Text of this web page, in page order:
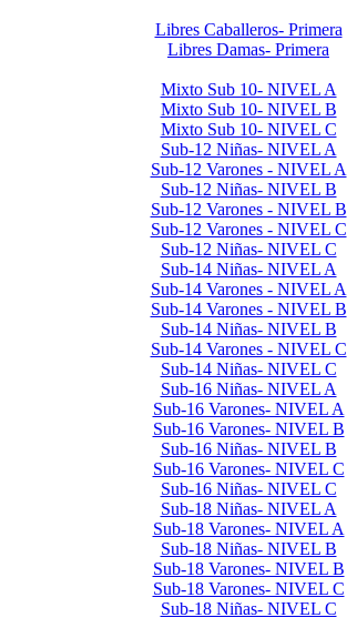
Libres Caballeros- Primera
Libres Damas- Primera
Mixto Sub 10- NIVEL A
Mixto Sub 10- NIVEL B
Mixto Sub 10- NIVEL C
Sub-12 Niñas- NIVEL A
Sub-12 Varones - NIVEL A
Sub-12 Niñas- NIVEL B
Sub-12 Varones - NIVEL B
Sub-12 Varones - NIVEL C
Sub-12 Niñas- NIVEL C
Sub-14 Niñas- NIVEL A
Sub-14 Varones - NIVEL A
Sub-14 Varones - NIVEL B
Sub-14 Niñas- NIVEL B
Sub-14 Varones - NIVEL C
Sub-14 Niñas- NIVEL C
Sub-16 Niñas- NIVEL A
Sub-16 Varones- NIVEL A
Sub-16 Varones- NIVEL B
Sub-16 Niñas- NIVEL B
Sub-16 Varones- NIVEL C
Sub-16 Niñas- NIVEL C
Sub-18 Niñas- NIVEL A
Sub-18 Varones- NIVEL A
Sub-18 Niñas- NIVEL B
Sub-18 Varones- NIVEL B
Sub-18 Varones- NIVEL C
Sub-18 Niñas- NIVEL C